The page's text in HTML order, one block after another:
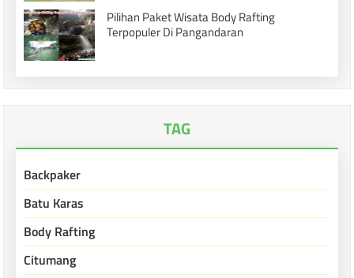
Pilihan Paket Wisata Body Rafting
Terpopuler Di Pangandaran
TAG
Backpaker
Batu Karas
Body Rafting
Citumang